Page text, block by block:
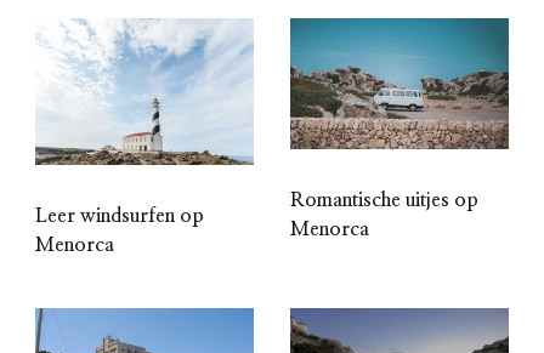
Leer windsurfen op
Menorca
Romantische uitjes op
Menorca